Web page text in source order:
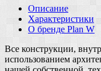
Описание
Характеристики
О бренде Plan W
Все конструкции,
использованием